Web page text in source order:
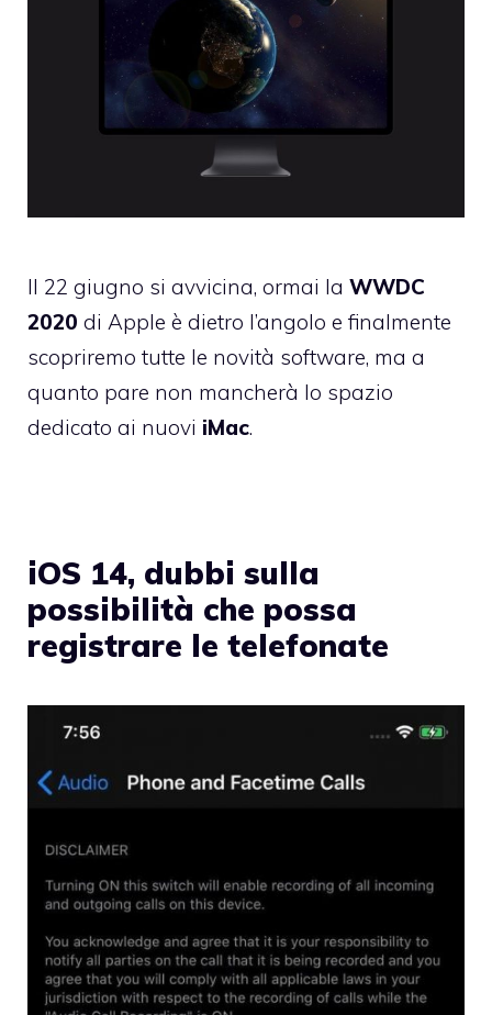
Il 22 giugno si avvicina, ormai la WWDC
2020 di Apple è dietro l’angolo e finalmente
scopriremo tutte le novità software, ma a
quanto pare non mancherà lo spazio
dedicato ai nuovi iMac.
iOS 14, dubbi sulla
possibilità che possa
registrare le telefonate